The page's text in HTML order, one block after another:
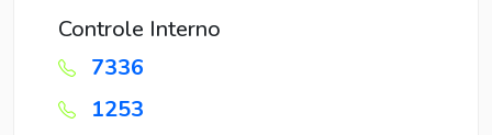
Controle Interno
7336
1253